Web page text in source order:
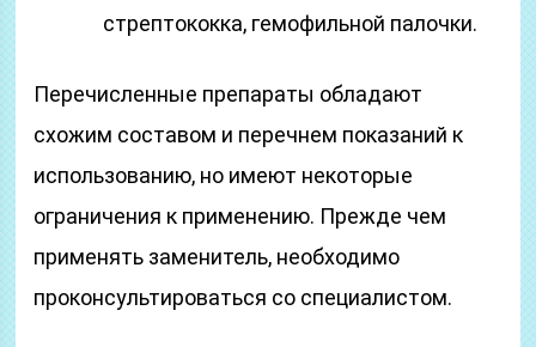
стрептококка, гемофильной палочки.
Перечисленные препараты обладают
схожим составом и перечнем показаний к
использованию, но имеют некоторые
ограничения к применению. Прежде чем
применять заменитель, необходимо
проконсультироваться со специалистом.